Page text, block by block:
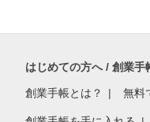
はじめての方へ / 創業手
創業手帳とは？ 無料